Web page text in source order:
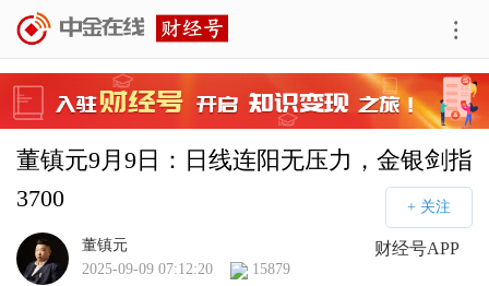
董镇元9月9日：日线连阳无压力，金银剑指
3700
财经号APP
董镇元
2025-09-09 07:12:20
15879